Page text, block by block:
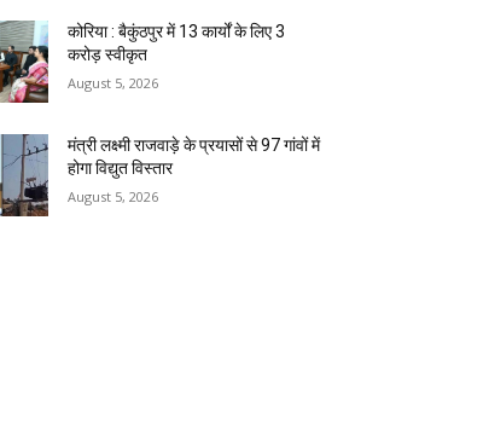
कोरिया : बैकुंठपुर में 13 कार्यों के लिए 3
करोड़ स्वीकृत
August 5, 2026
मंत्री लक्ष्मी राजवाड़े के प्रयासों से 97 गांवों में
होगा विद्युत विस्तार
August 5, 2026